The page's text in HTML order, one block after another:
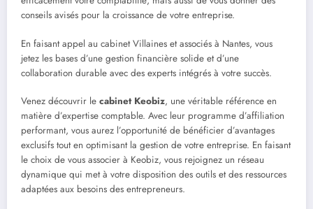
conseils avisés pour la croissance de votre entreprise.
En faisant appel au cabinet Villaines et associés à Nantes, vous
jetez les bases d’une gestion financière solide et d’une
collaboration durable avec des experts intégrés à votre succès.
Venez découvrir le cabinet Keobiz, une véritable référence en
matière d’expertise comptable. Avec leur programme d’affiliation
performant, vous aurez l’opportunité de bénéficier d’avantages
exclusifs tout en optimisant la gestion de votre entreprise. En faisant
le choix de vous associer à Keobiz, vous rejoignez un réseau
dynamique qui met à votre disposition des outils et des ressources
adaptées aux besoins des entrepreneurs.